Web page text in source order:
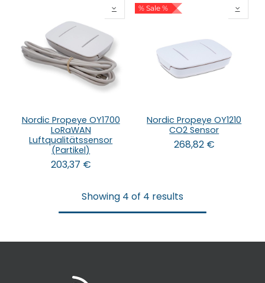
Nordic Propeye OY1700
LoRaWAN
Luftqualitätssensor
(Partikel)
203,37 €
% Sale %
Nordic Propeye OY1210
CO2 Sensor
268,82€
Showing 4 of 4 results